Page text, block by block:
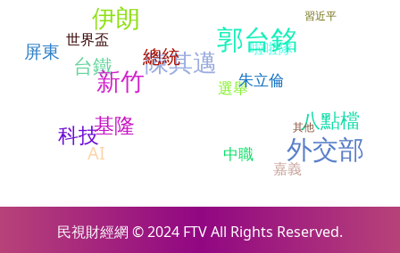
選舉
伊朗 習近平
陳其邁 啦啦隊
台鐵
AI
世界盃
外交部
八點檔
朱立倫
嘉義
總統
中職
新竹
屏東
其他
科技
郭台銘
基隆
民視財經網 © 2024 FTV All Rights Reserved.